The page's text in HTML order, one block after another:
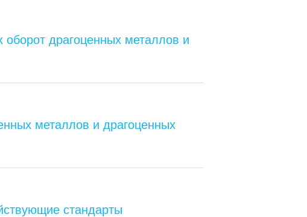
драгоценных металлов и
металлов и драгоценных
стандарты